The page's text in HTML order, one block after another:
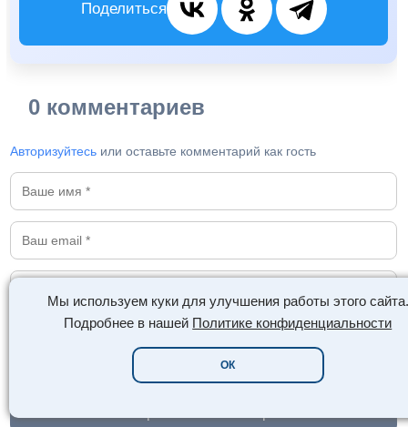
Мы используем куки для улучшения работы этого сайта.
Подробнее в нашей Политике конфиденциальности
ОК
Поделиться
0 комментариев
Авторизуйтесь или оставьте комментарий как гость